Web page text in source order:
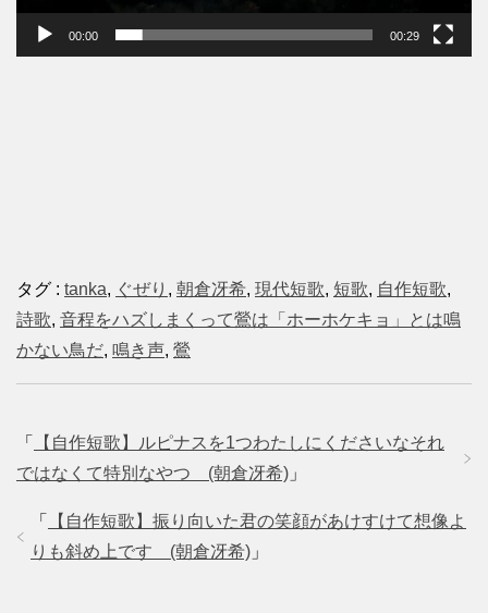
00:00 00:29
タグ : tanka, ぐぜり , 朝倉冴希, 現代短歌, 短歌, 自作短歌,
詩歌, 音程をハズしまくって鶯は「ホーホケキョ」とは鳴
かない鳥だ, 鳴き声, 鶯
「
【自作短歌】ルピナスを1つわたしにくださいなそれ
ではなくて特別なやつ (朝倉冴希) 」
「
【自作短歌】振り向いた君の笑顔があけすけて想像よ
りも斜め上です (朝倉冴希) 」